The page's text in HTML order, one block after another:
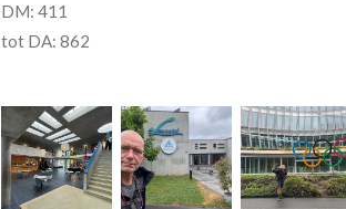
DM: 411
tot DA: 862